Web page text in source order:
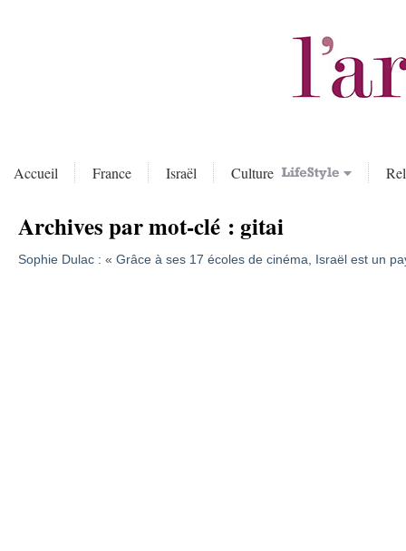
Accueil France Israël Culture
Archives par mot-clé : gitai
Sophie Dulac : « Grâce à ses 17 écoles de cinéma, Israël est un